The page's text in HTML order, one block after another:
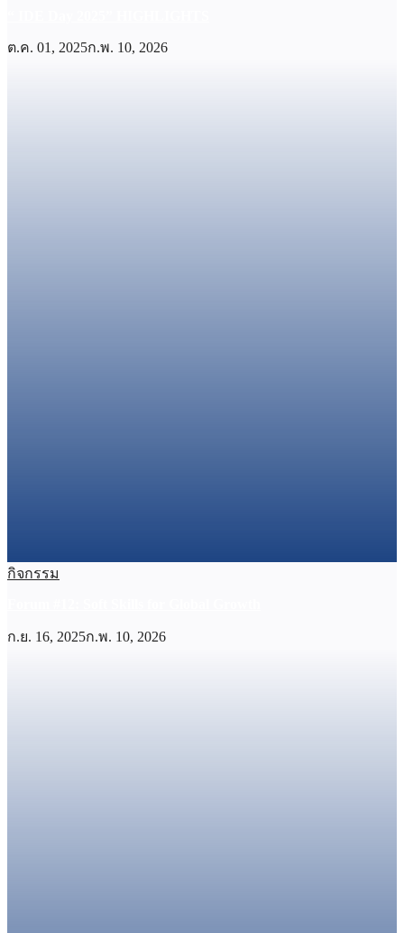
ต.ค. 01, 2025ก.พ. 10, 2026
กิจกรรม
ก.ย. 16, 2025ก.พ. 10, 2026